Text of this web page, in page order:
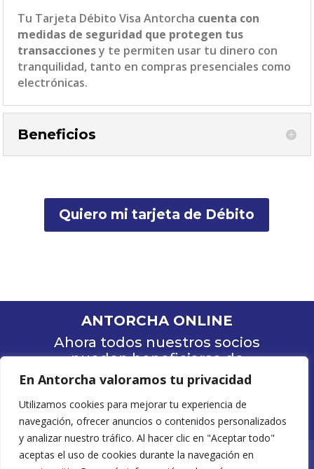
En Antorcha valoramos tu privacidad
Utilizamos cookies para mejorar tu experiencia de
navegación, ofrecer anuncios o contenidos personalizados
y analizar nuestro tráfico. Al hacer clic en "Aceptar todo"
aceptas el uso de cookies durante la navegación en
Tu Tarjeta Débito Visa Antorcha cuenta con
medidas de seguridad que protegen tus
transaccionesy te permiten usar tu dinero con
tranquilidad, tanto en compras presenciales como
electrónicas.
Beneficios
Quiero mi tarjeta de Débito
ANTORCHA ONLINE
Ahora todos nuestros socios
pueden beneficiarse de
nuestra banca online
Ingresar
Políticas de Privacidad